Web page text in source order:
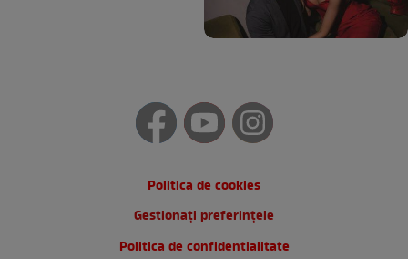
Politica de cookies
Gestionați preferințele
Politica de confidentialitate